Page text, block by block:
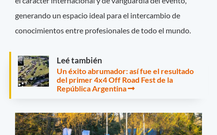
generando un espacio ideal para el intercambio de
conocimientos entre profesionales de todo el mundo.
Leé también
Un éxito abrumador: así fue el resultado
del primer 4x4 Off Road Fest de la
República Argentina